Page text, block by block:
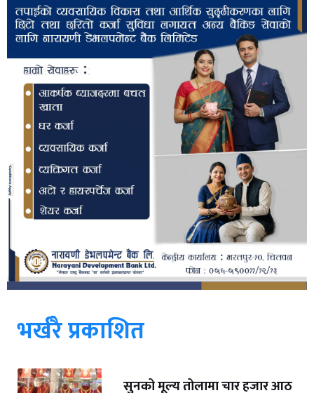
भर्खरै प्रकाशित
सुनको मूल्य तोलामा चार हजार आठ